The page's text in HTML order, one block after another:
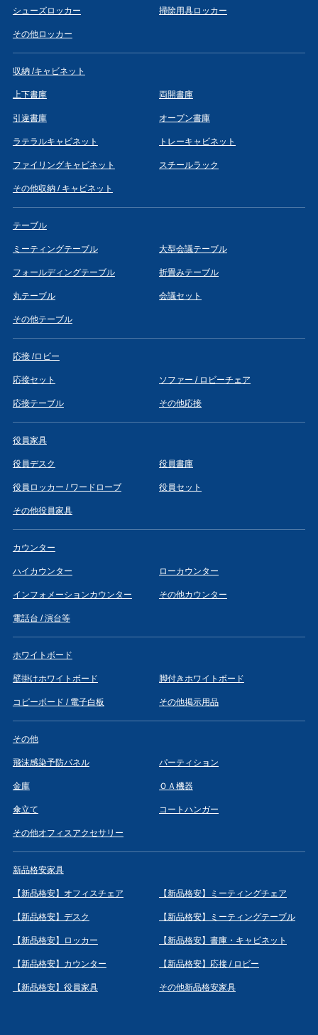
シューズロッカー 掃除用具ロッカー
その他ロッカー
収納 /キャビネット
上下書庫 両開書庫
引違書庫 オープン書庫
ラテラルキャビネット トレーキャビネット
ファイリングキャビネット スチールラック
その他収納 / キャビネット
テーブル
ミーティングテーブル 大型会議テーブル
フォールディングテーブル 折畳みテーブル
丸テーブル 会議セット
その他テーブル
応接 /ロビー
応接セット ソファー / ロビーチェア
応接テーブル その他応接
役員家具
役員デスク 役員書庫
役員ロッカー / ワードローブ 役員セット
その他役員家具
カウンター
ハイカウンター ローカウンター
インフォメーションカウンター その他カウンター
電話台 / 演台等
ホワイトボード
壁掛けホワイトボード 脚付きホワイトボード
コピーボード / 電子白板 その他掲示用品
その他
飛沫感染予防パネル パーティション
金庫 ＯＡ機器
傘立て コートハンガー
その他オフィスアクセサリー
新品格安家具
【新品格安】オフィスチェア 【新品格安】ミーティングチェア
【新品格安】デスク 【新品格安】ミーティングテーブル
【新品格安】ロッカー 【新品格安】書庫・キャビネット
【新品格安】カウンター 【新品格安】応接 / ロビー
【新品格安】役員家具 その他新品格安家具